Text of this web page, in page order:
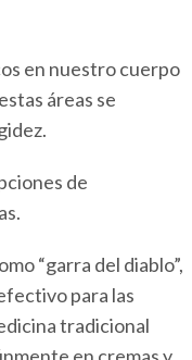
en nuestro cuerpo
áreas se
de
“garra del diablo”,
para las
tradicional